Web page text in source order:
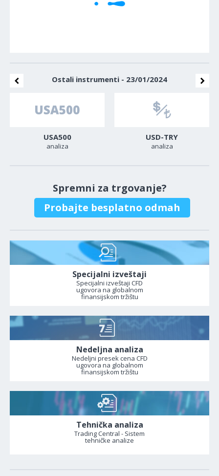
Ostali instrumenti - 23/01/2024
USA500
analiza
USD-TRY
analiza
Spremni za trgovanje?
Probajte besplatno odmah
Specijalni izveštaji
Specijalni izveštaji CFD
ugovora na globalnom
finansijskom tržištu
Nedeljna analiza
Nedeljni presek cena CFD
ugovora na globalnom
finansijskom tržištu
Tehnička analiza
Trading Central - Sistem
tehničke analize